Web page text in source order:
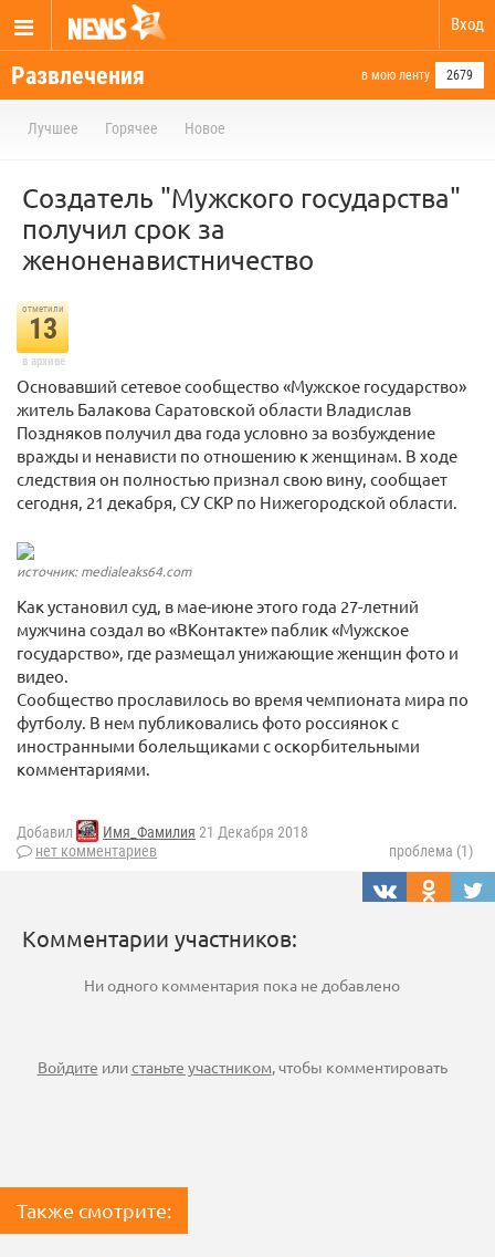
Вход
Развлечения в мою ленту 2679
Лучшее Горячее Новое
Создатель "Мужского государства"
получил срок за
женоненавистничество
отметили
13
в архиве
Основавший сетевое сообщество «Мужское государство»
житель Балакова Саратовской области Владислав
Поздняков получил два года условно за возбуждение
вражды и ненависти по отношению к женщинам. В ходе
следствия он полностью признал свою вину, сообщает
сегодня, 21 декабря, СУ СКР по Нижегородской области.
источник: medialeaks64.com
Как установил суд, в мае-июне этого года 27-летний
мужчина создал во «ВКонтакте» паблик «Мужское
государство», где размещал унижающие женщин фото и
видео.
Сообщество прославилось во время чемпионата мира по
футболу. В нем публиковались фото россиянок с
иностранными болельщиками с оскорбительными
комментариями.
Добавил Имя_Фамилия 21 Декабря 2018
нет комментариев
проблема (1)
Комментарии участников:
Ни одного комментария пока не добавлено
Войдите илистаньте участником, чтобы комментировать
Также смотрите: